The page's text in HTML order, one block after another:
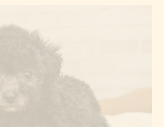
ルを直販で迎える場合の比較ポ
トイプードル選び術
ルの健康状態を見極める直販な
したトイプードル選びの直販ポ